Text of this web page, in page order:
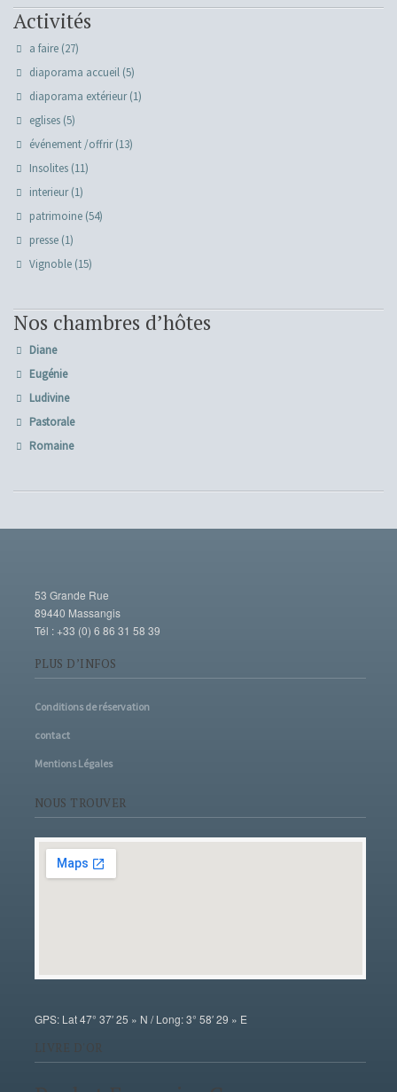
Activités
a faire (27)
diaporama accueil (5)
diaporama extérieur(1)
eglises (5)
événement /offrir(13)
Insolites (11)
interieur(1)
patrimoine (54)
presse (1)
Vignoble (15)
Nos chambres d’hôtes
Diane
Eugénie
Ludivine
Pastorale
Romaine
53 Grande Rue
89440 Massangis
Tél : +33 (0) 6 86 31 58 39
PLUS D’INFOS
Conditions de réservation
contact
Mentions Légales
NOUS TROUVER
GPS: Lat 47° 37′ 25 » N / Long: 3° 58′ 29 » E
LIVRE D'OR